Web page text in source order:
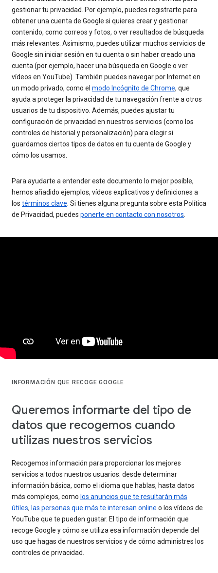
gestionar tu privacidad. Por ejemplo, puedes registrarte para
obtener una cuenta de Google si quieres crear y gestionar
contenido, como correos y fotos, o ver resultados de búsqueda
más relevantes. Asimismo, puedes utilizar muchos servicios de
Google sin iniciar sesión en tu cuenta o sin haber creado una
cuenta (por ejemplo, hacer una búsqueda en Google o ver
vídeos en YouTube). También puedes navegar por Internet en
un modo privado, como el modo Incógnito de Chrome, que
ayuda a proteger la privacidad de tu navegación frente a otros
usuarios de tu dispositivo. Además, puedes ajustar tu
configuración de privacidad en nuestros servicios (como los
controles de historial y personalización) para elegir si
guardamos ciertos tipos de datos en tu cuenta de Google y
cómo los usamos.
Para ayudarte a entender este documento lo mejor posible,
hemos añadido ejemplos, vídeos explicativos y definiciones a
los términos clave . Si tienes alguna pregunta sobre esta Política
de Privacidad, puedes ponerte en contacto con nosotros
INFORMACIÓN QUE RECOGE GOOGLE
Queremos informarte del tipo de
datos que recogemos cuando
utilizas nuestros servicios
Recogemos información para proporcionar los mejores
servicios a todos nuestros usuarios: desde determinar
información básica, como el idioma que hablas, hasta datos
más complejos, como los anuncios que te resultarán más
útiles, las personas que más te interesan online o los vídeos de
YouTube que te pueden gustar. El tipo de información que
recoge Google y cómo se utiliza esa información depende del
uso que hagas de nuestros servicios y de cómo administres los
controles de privacidad.